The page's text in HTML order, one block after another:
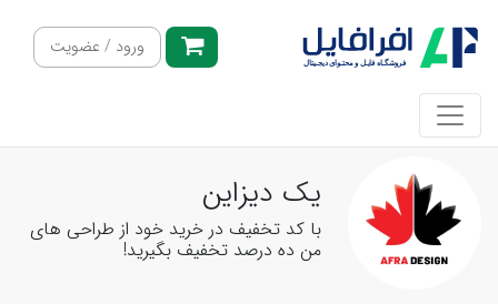
ورود / عضویت
یک دیزاین
با کد تخفیف در خرید خود از طراحی های
من ده درصد تخفیف بگیرید!